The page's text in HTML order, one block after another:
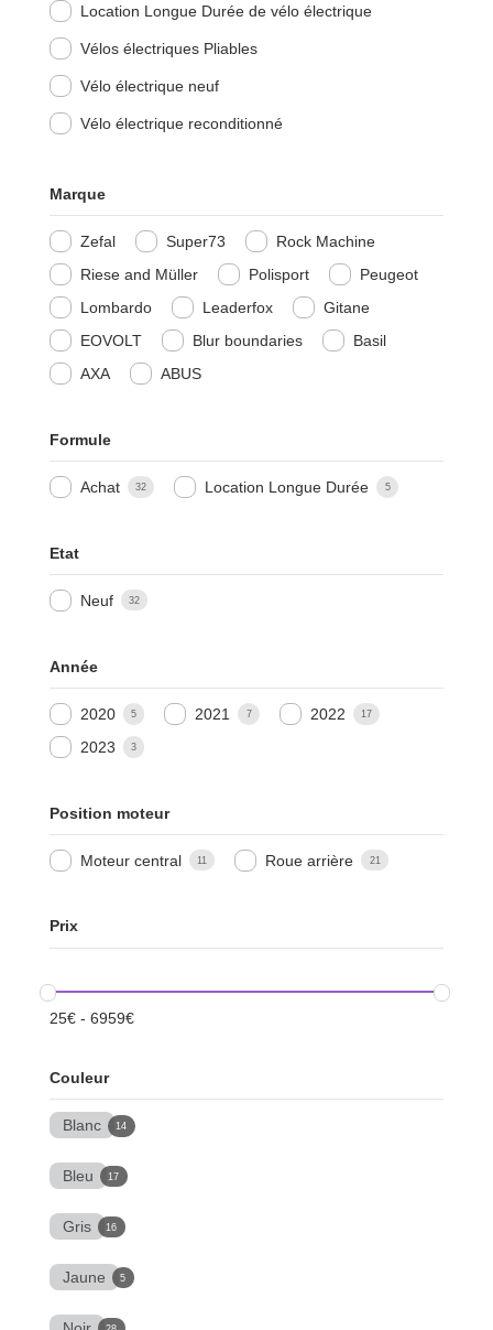
Location Longue Durée de vélo électrique
Vélos électriques Pliables
Vélo électrique neuf
Vélo électrique reconditionné
Marque
Zefal Super73
Rock Machine
Riese and Müller
Polisport
Peugeot
Lombardo
Leaderfox
Gitane
EOVOLT
Blur boundaries
Basil
AXA
ABUS
Formule
Achat 32 Location Longue Durée 5
Etat
Neuf 32
Année
2020 5 2021 7 2022 17
2023 3
Position moteur
Moteur central 11 Roue arrière 21
Prix
25€- 6959€
Couleur
Blanc 14
Bleu 17
Gris 16
Jaune 5